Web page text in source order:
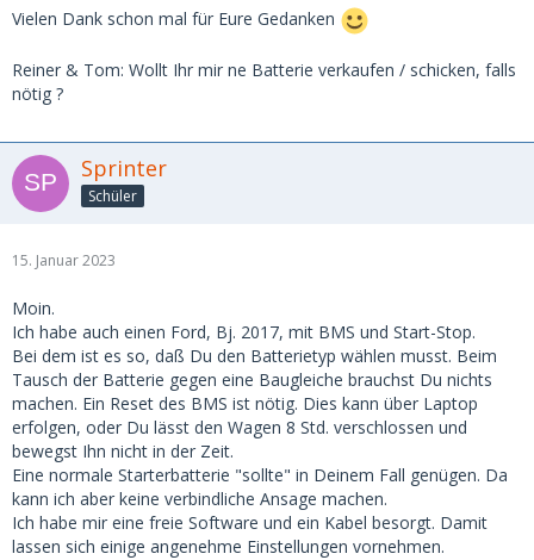
Vielen Dank schon mal für Eure Gedanken
Reiner & Tom: Wollt Ihr mir ne Batterie verkaufen / schicken, falls
nötig ?
Sprinter
Schüler
15. Januar 2023
Moin.
Ich habe auch einen Ford, Bj. 2017, mit BMS und Start-Stop.
Bei dem ist es so, daß Du den Batterietyp wählen musst. Beim
Tausch der Batterie gegen eine Baugleiche brauchst Du nichts
machen. Ein Reset des BMS ist nötig. Dies kann über Laptop
erfolgen, oder Du lässt den Wagen 8 Std. verschlossen und
bewegst Ihn nicht in der Zeit.
Eine normale Starterbatterie "sollte" in Deinem Fall genügen. Da
kann ich aber keine verbindliche Ansage machen.
Ich habe mir eine freie Software und ein Kabel besorgt. Damit
lassen sich einige angenehme Einstellungen vornehmen.